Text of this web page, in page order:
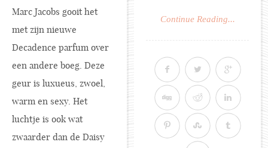
Continue Reading...
Marc Jacobs gooit het
met zijn nieuwe
Decadence parfum over
een andere boeg. Deze
geur is luxueus, zwoel,
warm en sexy. Het
luchtje is ook wat
zwaarder dan de Daisy